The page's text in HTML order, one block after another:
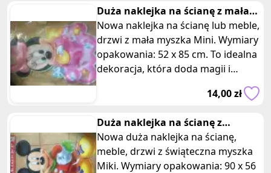
Duża naklejka na ścianę z mała
myszka Mini
Nowa naklejka na ścianę lub meble,
drzwi z mała myszka Mini. Wymiary
opakowania: 52 x 85 cm. To idealna
dekoracja, która doda magii i
14,00 zł
Duża naklejka na ścianę z
świąteczna myszka Miki
Nowa duża naklejka na ścianę,
meble, drzwi z świąteczna myszka
Miki. Wymiary opakowania: 90 x 56